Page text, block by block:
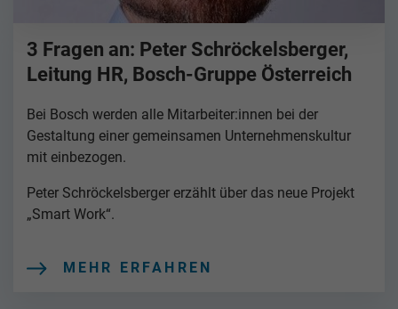
3 Fragen an: Peter Schröckelsberger,
Leitung HR, Bosch-Gruppe Österreich
Bei Bosch werden alle Mitarbeiter:innen bei der
Gestaltung einer gemeinsamen Unternehmenskultur
mit einbezogen.
Peter Schröckelsberger erzählt über das neue Projekt
„Smart Work“.
MEHR ERFAHREN